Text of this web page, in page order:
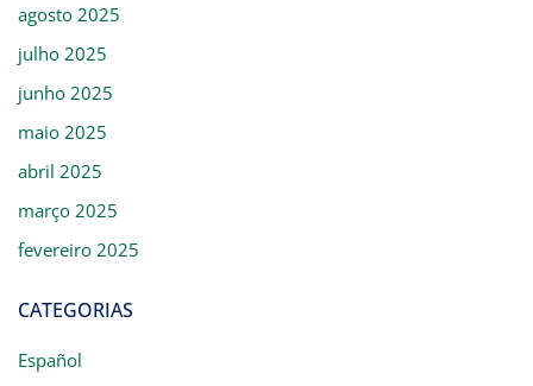
agosto 2025
julho 2025
junho 2025
maio 2025
abril 2025
março 2025
fevereiro 2025
CATEGORIAS
Español